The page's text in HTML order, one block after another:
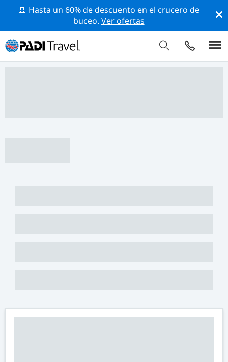
🚢 Hasta un 60% de descuento en el crucero de
buceo. Ver ofertas